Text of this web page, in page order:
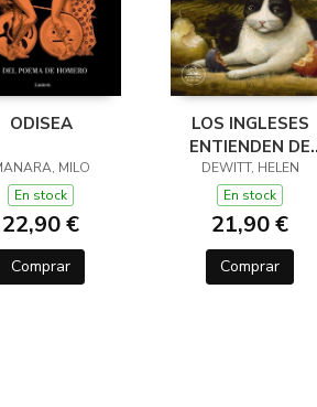
ODISEA
MILO
En stock
22,90 €
Comprar
LOS INGLESES
ENTIENDEN DE
LANA (Y OTROS
TRUCOS)
DEWITT, HELEN
En stock
21,90 €
Comprar